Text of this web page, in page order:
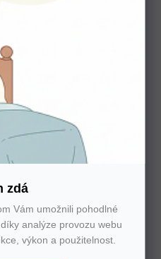
zdá
Vám umožnili pohodlné
analýze provozu webu
výkon a použitelnost.
s výběrem?
vám a se vším
bez starostí
všech značek. 100%